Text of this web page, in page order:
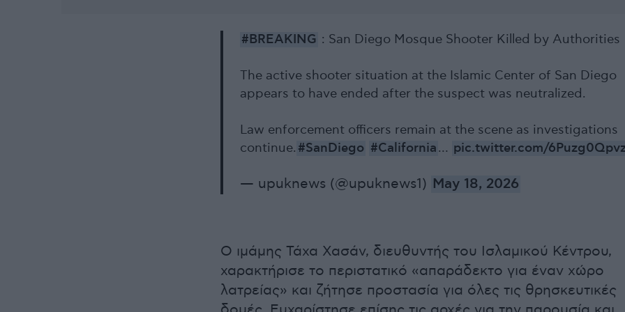
#BREAKING : San Diego Mosque Shooter Killed by Authorities
The active shooter situation at the Islamic Center of San Diego
appears to have ended after the suspect was neutralized.
Law enforcement officers remain at the scene as investigations
continue. #SanDiego #California… pic.twitter.com/
— upuknews (@upuknews1) May 18, 2026
Ο ιμάμης Τάχα Χασάν, διευθυντής του Ισλαμικού Κέντρου,
χαρακτήρισε το περιστατικό «απαράδεκτο για έναν χώρο
λατρείας» και ζήτησε προστασία για όλες τις θρησκευτικές